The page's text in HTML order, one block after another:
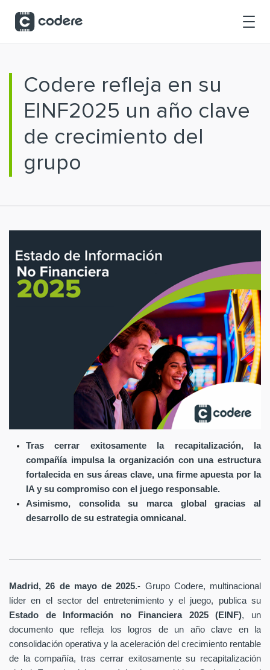
Codere refleja en su
EINF2025 un año clave
de crecimiento del
grupo
Tras cerrar exitosamente la recapitalización, la
compañía impulsa la organización con una estructura
fortalecida en sus áreas clave, una firme apuesta por la
IA y su compromiso con el juego responsable.
Asimismo, consolida su marca global gracias al
desarrollo de su estrategia omnicanal.
Madrid, 26 de mayo de 2025.- Grupo Codere, multinacional
líder en el sector del entretenimiento y el juego, publica su
Estado de Información no Financiera 2025 (EINF), un
documento que refleja los logros de un año clave en la
consolidación operativa y la aceleración del crecimiento rentable
de la compañía, tras cerrar exitosamente su recapitalización